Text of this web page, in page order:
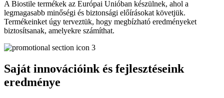
A Biostile termékek az Európai Unióban készülnek, ahol a
legmagasabb minőségi és biztonsági előírásokat követjük.
Termékeinket úgy terveztük, hogy megbízható eredményeket
biztosítsanak, amelyekre számíthat.
Saját innovációink és fejlesztéseink
eredménye